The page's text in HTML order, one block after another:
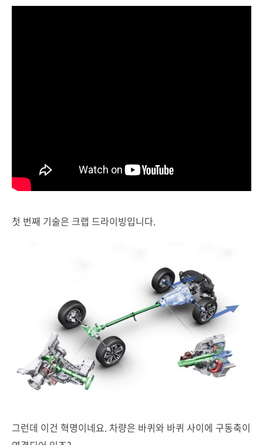
첫 번째 기술은 크랩 드라이빙입니다.
그런데 이건 혁명이네요. 차량은 바퀴와 바퀴 사이에 구동축이